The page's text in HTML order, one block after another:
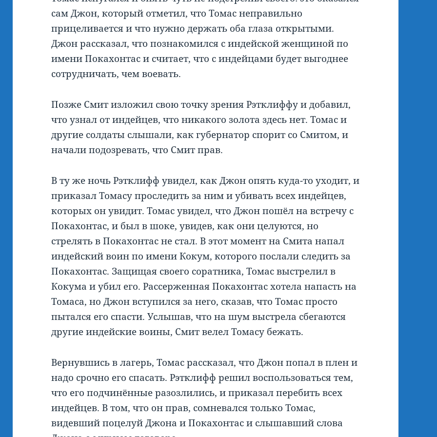
сам Джон, который отметил, что Томас неправильно
прицеливается и что нужно держать оба глаза открытыми.
Джон рассказал, что познакомился с индейской женщиной по
имени Покахонтас и считает, что с индейцами будет выгоднее
сотрудничать, чем воевать.
Позже Смит изложил свою точку зрения Рэтклиффу и добавил,
что узнал от индейцев, что никакого золота здесь нет. Томас и
другие солдаты слышали, как губернатор спорит со Смитом, и
начали подозревать, что Смит прав.
В ту же ночь Рэтклифф увидел, как Джон опять куда-то уходит, и
приказал Томасу проследить за ним и убивать всех индейцев,
которых он увидит. Томас увидел, что Джон пошёл на встречу с
Покахонтас, и был в шоке, увидев, как они целуются, но
стрелять в Покахонтас не стал. В этот момент на Смита напал
индейский воин по имени Кокум, которого послали следить за
Покахонтас. Защищая своего соратника, Томас выстрелил в
Кокума и убил его. Рассерженная Покахонтас хотела напасть на
Томаса, но Джон вступился за него, сказав, что Томас просто
пытался его спасти. Услышав, что на шум выстрела сбегаются
другие индейские воины, Смит велел Томасу бежать.
Вернувшись в лагерь, Томас рассказал, что Джон попал в плен и
надо срочно его спасать. Рэтклифф решил воспользоваться тем,
что его подчинённые разозлились, и приказал перебить всех
индейцев. В том, что он прав, сомневался только Томас,
видевший поцелуй Джона и Покахонтас и слышавший слова